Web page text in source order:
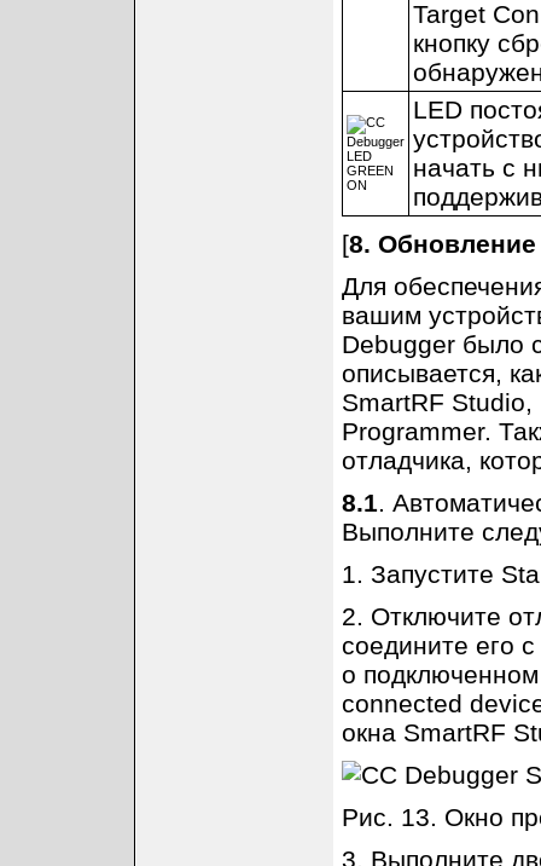
Target
кнопку
LED
начать с
[8.
Для
вашим
Debugger было
описывается,
SmartRF
Programmer.
отладчика,
8.1.
Выполните
1. Запустите
2. Отключите
соедините его
о подключенном
connected
окна SmartRF
Рис. 13. Окно
3. Выполните